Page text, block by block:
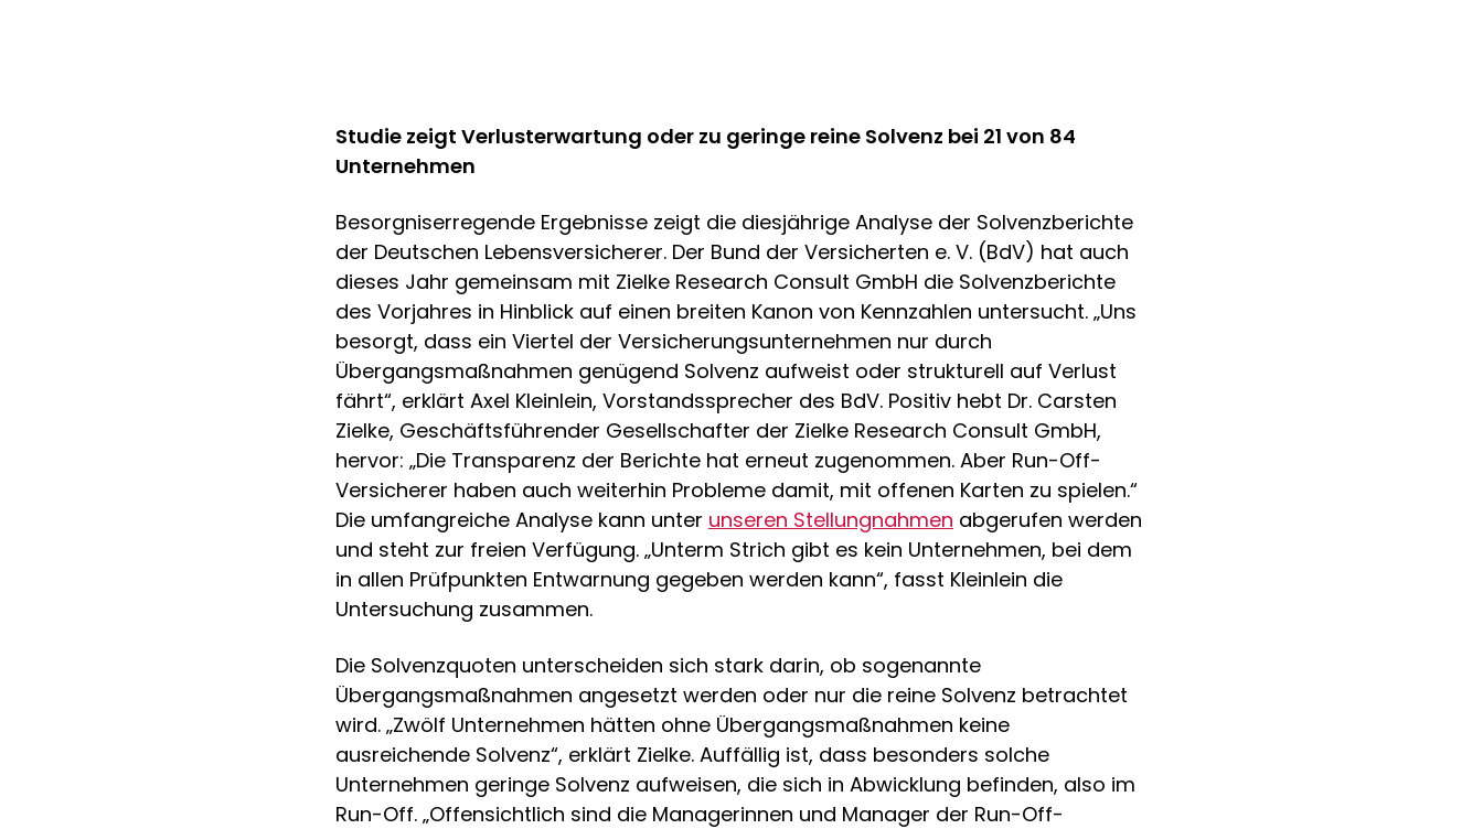
Studie zeigt Verlusterwartung oder zu geringe reine Solvenz bei 21 von 84
Unternehmen
Besorgniserregende Ergebnisse zeigt die diesjährige Analyse der Solvenzberichte
der Deutschen Lebensversicherer. Der Bund der Versicherten e. V. (BdV) hat auch
dieses Jahr gemeinsam mit Zielke Research Consult GmbH die Solvenzberichte
des Vorjahres in Hinblick auf einen breiten Kanon von Kennzahlen untersucht. „Uns
besorgt, dass ein Viertel der Versicherungsunternehmen nur durch
Übergangsmaßnahmen genügend Solvenz aufweist oder strukturell auf Verlust
fährt“, erklärt Axel Kleinlein, Vorstandssprecher des BdV. Positiv hebt Dr. Carsten
Zielke, Geschäftsführender Gesellschafter der Zielke Research Consult GmbH,
hervor: „Die Transparenz der Berichte hat erneut zugenommen. Aber Run-Off-
Versicherer haben auch weiterhin Probleme damit, mit offenen Karten zu spielen.“
Die umfangreiche Analyse kann unter unseren Stellungnahmen abgerufen werden
und steht zur freien Verfügung. „Unterm Strich gibt es kein Unternehmen, bei dem
in allen Prüfpunkten Entwarnung gegeben werden kann“, fasst Kleinlein die
Untersuchung zusammen.
Die Solvenzquoten unterscheiden sich stark darin, ob sogenannte
Übergangsmaßnahmen angesetzt werden oder nur die reine Solvenz betrachtet
wird. „Zwölf Unternehmen hätten ohne Übergangsmaßnahmen keine
ausreichende Solvenz“, erklärt Zielke. Auffällig ist, dass besonders solche
Unternehmen geringe Solvenz aufweisen, die sich in Abwicklung befinden, also im
Run-Off. „Offensichtlich sind die Managerinnen und Manager der Run-Off-